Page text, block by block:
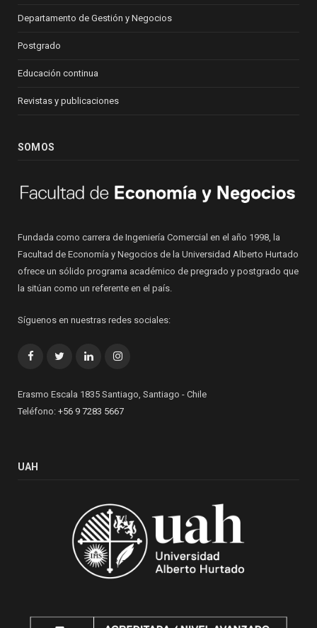
Departamento de Gestión y Negocios
Postgrado
Educación continua
Revistas y publicaciones
SOMOS
Fundada como carrera de Ingeniería Comercial en el año 1998, la
Facultad de Economía y Negocios de la Universidad Alberto Hurtado
ofrece un sólido programa académico de pregrado y postgrado que
la sitúan como un referente en el país.
Síguenos en nuestras redes sociales:
FacebookTwitterLinkedInInstagram
Erasmo Escala 1835 Santiago, Santiago - Chile
Teléfono: +56 9 7283 5667
UAH